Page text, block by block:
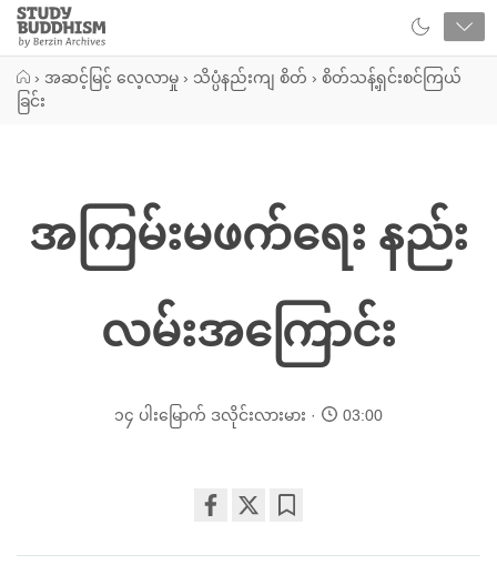
Close
Study
Buddhism
› အဆင့်မြင့် လေ့လာမှု › သိပ္ပံနည်းကျ စိတ် › စိတ်သန့်ရှင်းစင်ကြယ်
ခြင်း
အကြမ်းမဖက်ရေး နည်း
လမ်းအကြောင်း
၁၄ ပါးမြောက် ဒလိုင်းလားမား 03:00
on